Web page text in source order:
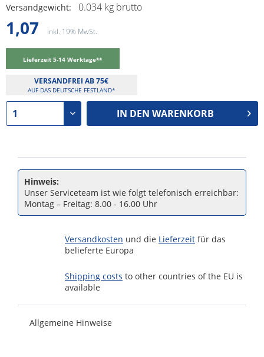
Versandgewicht: 0.034 kg brutto
1,07 inkl. 19% MwSt.
VERSANDFREI AB 75€
AUF DAS DEUTSCHE FESTLAND*
Lieferzeit 5-14 Werktage**
IN DEN WARENKORB
Hinweis:
Unser Serviceteam ist wie folgt telefonisch erreichbar:
Montag – Freitag: 8.00 - 16.00 Uhr
Versandkosten und die Lieferzeit für das
belieferte Europa
Shipping costs to other countries of the EU is
available
Allgemeine Hinweise